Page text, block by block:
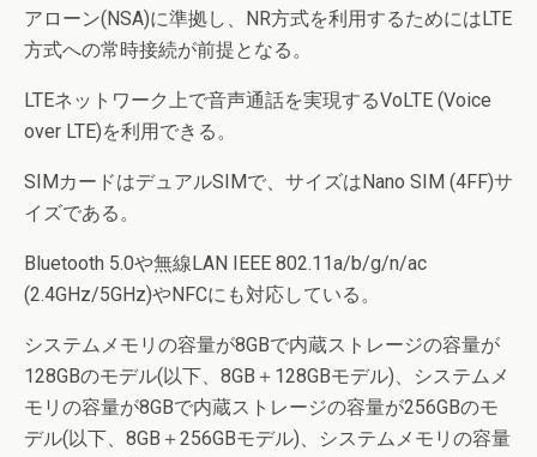
アローン(NSA)に準拠し、NR方式を利用するためにはLTE
方式への常時接続が前提となる。
LTEネットワーク上で音声通話を実現するVoLTE (Voice
over LTE)を利用できる。
SIMカードはデュアルSIMで、サイズはNano SIM (4FF)サ
イズである。
Bluetooth 5.0や無線LAN IEEE 802.11a/b/g/n/ac
(2.4GHz/5GHz)やNFCにも対応している。
システムメモリの容量が8GBで内蔵ストレージの容量が
128GBのモデル(以下、8GB＋128GBモデル)、システムメ
モリの容量が8GBで内蔵ストレージの容量が256GBのモ
デル(以下、8GB＋256GBモデル)、システムメモリの容量